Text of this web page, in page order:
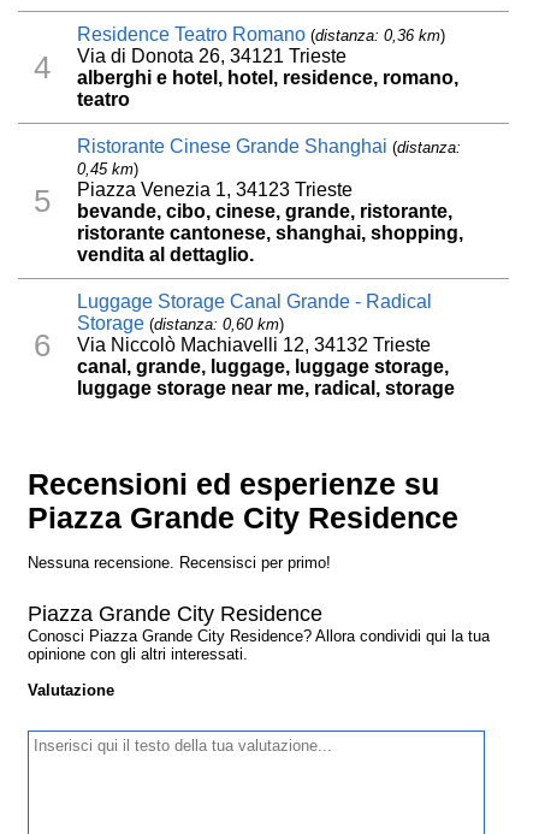
4
Residence Teatro Romano (distanza: 0,36 km)
Via di Donota 26, 34121 Trieste
alberghi e hotel, hotel, residence, romano,
teatro
5
Ristorante Cinese Grande Shanghai (distanza:
0,45 km)
Piazza Venezia 1, 34123 Trieste
bevande, cibo, cinese, grande, ristorante,
ristorante cantonese, shanghai, shopping,
vendita al dettaglio.
6
Luggage Storage Canal Grande - Radical
Storage (distanza: 0,60 km)
Via Niccolò Machiavelli 12, 34132 Trieste
canal, grande, luggage, luggage storage,
luggage storage near me, radical, storage
Recensioni ed esperienze su
Piazza Grande City Residence
Nessuna recensione. Recensisci per primo!
Piazza Grande City Residence
Conosci Piazza Grande City Residence? Allora condividi qui la tua
opinione con gli altri interessati.
Valutazione